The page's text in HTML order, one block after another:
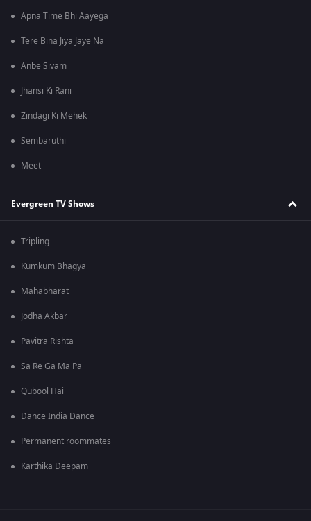
Apna Time Bhi Aayega
Tere Bina Jiya Jaye Na
Anbe Sivam
Jhansi Ki Rani
Zindagi Ki Mehek
Sembaruthi
Meet
Evergreen TV Shows
Tripling
Kumkum Bhagya
Mahabharat
Jodha Akbar
Pavitra Rishta
Sa Re Ga Ma Pa
Qubool Hai
Dance India Dance
Permanent roommates
Karthika Deepam